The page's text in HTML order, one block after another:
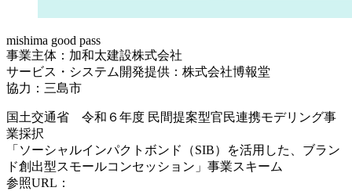
mishima good pass
事業主体：加和太建設株式会社
サービス・システム開発提供：株式会社博報堂
協力：三島市
国土交通省 令和６年度 民間提案型官民連携モデリング事
業採択
「ソーシャルインパクトボンド（SIB）を活用した、ブラン
ド創出型スモールコンセッション」事業スキーム
参照URL：